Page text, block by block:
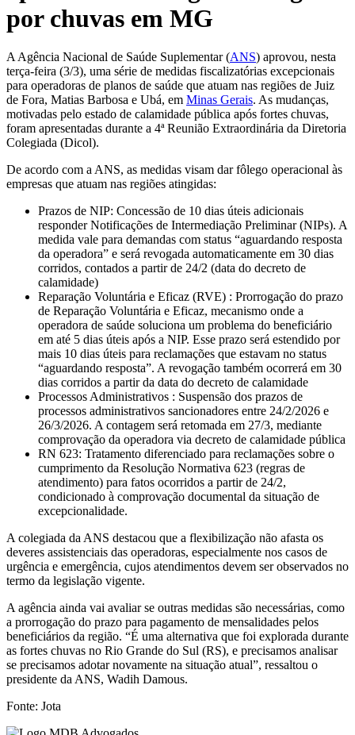
por chuvas em MG
A Agência Nacional de Saúde Suplementar (ANS) aprovou, nesta
terça-feira (3/3), uma série de medidas fiscalizatórias excepcionais
para operadoras de planos de saúde que atuam nas regiões de Juiz
de Fora, Matias Barbosa e Ubá, em Minas Gerais. As mudanças,
motivadas pelo estado de calamidade pública após fortes chuvas,
foram apresentadas durante a 4ª Reunião Extraordinária da Diretoria
Colegiada (Dicol).
De acordo com a ANS, as medidas visam dar fôlego operacional às
empresas que atuam nas regiões atingidas:
Prazos de NIP: Concessão de 10 dias úteis adicionais
responder Notificações de Intermediação Preliminar (NIPs). A
medida vale para demandas com status “aguardando resposta
da operadora” e será revogada automaticamente em 30 dias
corridos, contados a partir de 24/2 (data do decreto de
calamidade)
Reparação Voluntária e Eficaz (RVE) : Prorrogação do prazo
de Reparação Voluntária e Eficaz, mecanismo onde a
operadora de saúde soluciona um problema do beneficiário
em até 5 dias úteis após a NIP. Esse prazo será estendido por
mais 10 dias úteis para reclamações que estavam no status
“aguardando resposta”. A revogação também ocorrerá em 30
dias corridos a partir da data do decreto de calamidade
Processos Administrativos : Suspensão dos prazos de
processos administrativos sancionadores entre 24/2/2026 e
26/3/2026. A contagem será retomada em 27/3, mediante
comprovação da operadora via decreto de calamidade pública
RN 623: Tratamento diferenciado para reclamações sobre o
cumprimento da Resolução Normativa 623 (regras de
atendimento) para fatos ocorridos a partir de 24/2,
condicionado à comprovação documental da situação de
excepcionalidade.
A colegiada da ANS destacou que a flexibilização não afasta os
deveres assistenciais das operadoras, especialmente nos casos de
urgência e emergência, cujos atendimentos devem ser observados no
termo da legislação vigente.
A agência ainda vai avaliar se outras medidas são necessárias, como
a prorrogação do prazo para pagamento de mensalidades pelos
beneficiários da região. “É uma alternativa que foi explorada durante
as fortes chuvas no Rio Grande do Sul (RS), e precisamos analisar
se precisamos adotar novamente na situação atual”, ressaltou o
presidente da ANS, Wadih Damous.
Fonte: Jota